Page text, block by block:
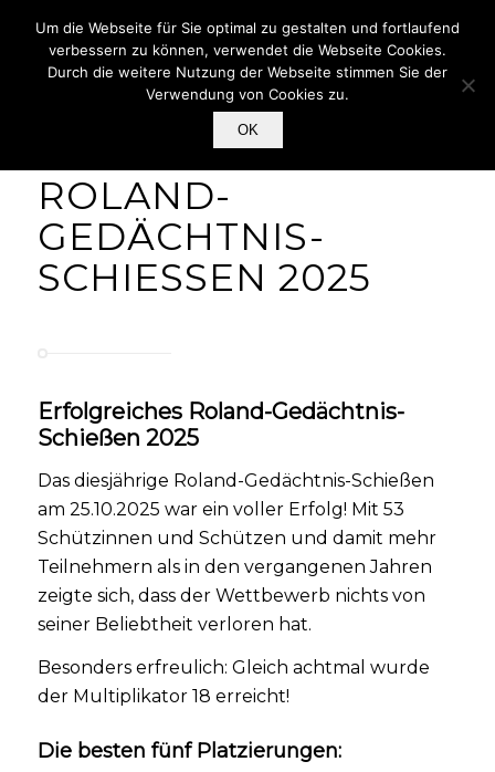
ROLAND-
GEDÄCHTNIS-
SCHIESSEN 2025
Erfolgreiches Roland-Gedächtnis-
Schießen 2025
Das diesjährige Roland-Gedächtnis-Schießen
am 25.10.2025 war ein voller Erfolg! Mit 53
Schützinnen und Schützen und damit mehr
Teilnehmern als in den vergangenen Jahren
zeigte sich, dass der Wettbewerb nichts von
seiner Beliebtheit verloren hat.
Besonders erfreulich: Gleich achtmal wurde
der Multiplikator 18 erreicht!
Die besten fünf Platzierungen:
Um die Webseite für Sie optimal zu gestalten und fortlaufend
verbessern zu können, verwendet die Webseite Cookies.
Durch die weitere Nutzung der Webseite stimmen Sie der
Verwendung von Cookies zu.
OK